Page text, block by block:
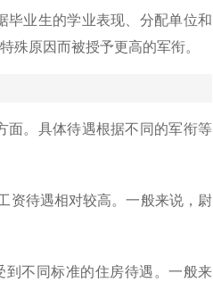
毕业生的学业表现、分配单位和
殊原因而被授予更高的军衔。
面。具体待遇根据不同的军衔等
资待遇相对较高。一般来说，尉
不同标准的住房待遇。一般来